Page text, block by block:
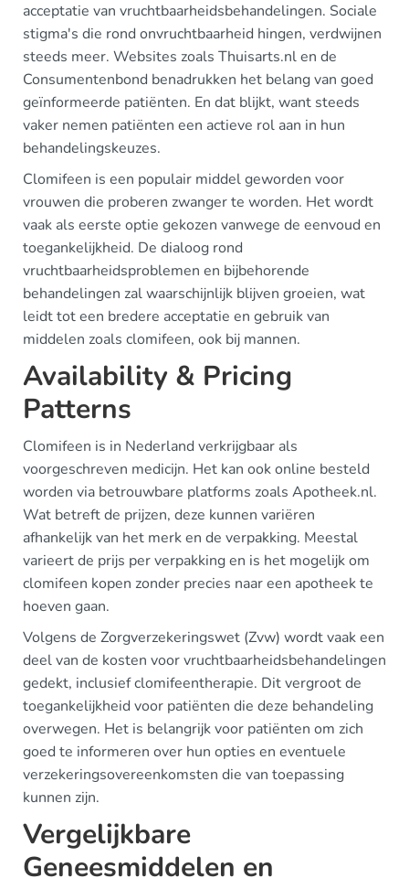
acceptatie van vruchtbaarheidsbehandelingen. Sociale
stigma's die rond onvruchtbaarheid hingen, verdwijnen
steeds meer. Websites zoals Thuisarts.nl en de
Consumentenbond benadrukken het belang van goed
geïnformeerde patiënten. En dat blijkt, want steeds
vaker nemen patiënten een actieve rol aan in hun
behandelingskeuzes.
Clomifeen is een populair middel geworden voor
vrouwen die proberen zwanger te worden. Het wordt
vaak als eerste optie gekozen vanwege de eenvoud en
toegankelijkheid. De dialoog rond
vruchtbaarheidsproblemen en bijbehorende
behandelingen zal waarschijnlijk blijven groeien, wat
leidt tot een bredere acceptatie en gebruik van
middelen zoals clomifeen, ook bij mannen.
Availability & Pricing
Patterns
Clomifeen is in Nederland verkrijgbaar als
voorgeschreven medicijn. Het kan ook online besteld
worden via betrouwbare platforms zoals Apotheek.nl.
Wat betreft de prijzen, deze kunnen variëren
afhankelijk van het merk en de verpakking. Meestal
varieert de prijs per verpakking en is het mogelijk om
clomifeen kopen zonder precies naar een apotheek te
hoeven gaan.
Volgens de Zorgverzekeringswet (Zvw) wordt vaak een
deel van de kosten voor vruchtbaarheidsbehandelingen
gedekt, inclusief clomifeentherapie. Dit vergroot de
toegankelijkheid voor patiënten die deze behandeling
overwegen. Het is belangrijk voor patiënten om zich
goed te informeren over hun opties en eventuele
verzekeringsovereenkomsten die van toepassing
kunnen zijn.
Vergelijkbare
Geneesmiddelen en